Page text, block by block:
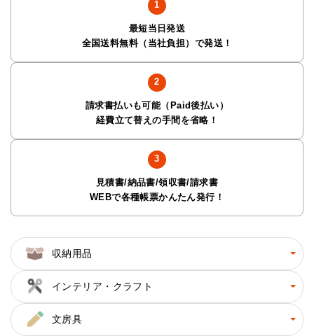
最短当日発送
全国送料無料（当社負担）で発送！
請求書払いも可能（Paid後払い）
経費立て替えの手間を省略！
見積書/納品書/領収書/請求書
WEBで各種帳票かんたん発行！
収納用品
インテリア・クラフト
文房具